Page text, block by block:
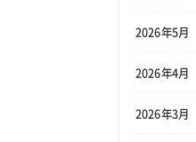
2026年5月
2026年4月
2026年3月